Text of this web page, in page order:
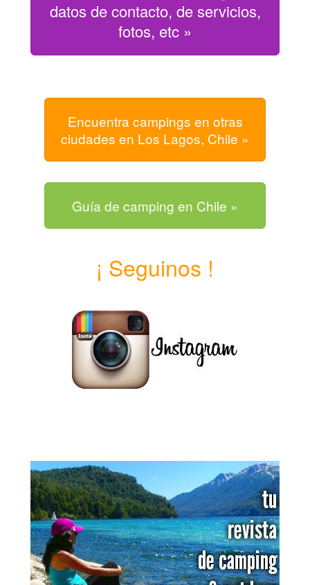
datos de contacto, de servicios,
fotos, etc »
Encuentra campings en otras
ciudades en Los Lagos, Chile »
Guía de camping en Chile »
¡ Seguinos !